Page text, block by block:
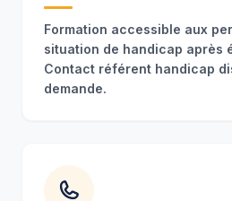
Formation accessible aux
situation de handicap après
Contact référent handicap
demande.